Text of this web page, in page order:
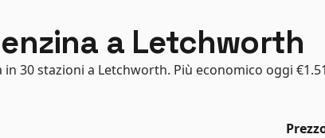
a Letchworth
30 stazioni a Letchworth. Più economico oggi